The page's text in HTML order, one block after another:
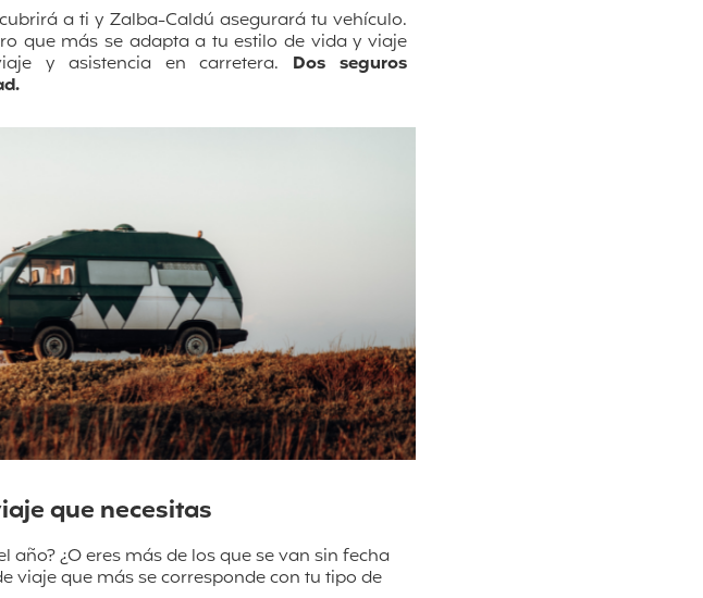
a ti y Zalba-Caldú asegurará tu vehículo.
que más se adapta a tu estilo de vida y viaje
y asistencia en carretera. Dos seguros
que necesitas
¿O eres más de los que se van sin fecha
viaje que más se corresponde con tu tipo de